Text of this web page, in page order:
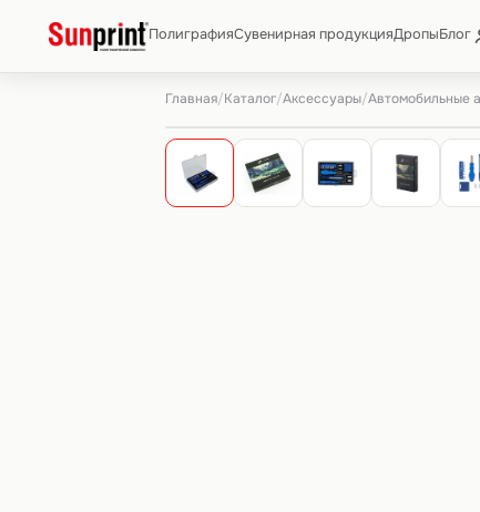
ПолиграфияСувенирная продукцияДропыБлог
Главная/Каталог/Аксессуары/Автомобильные